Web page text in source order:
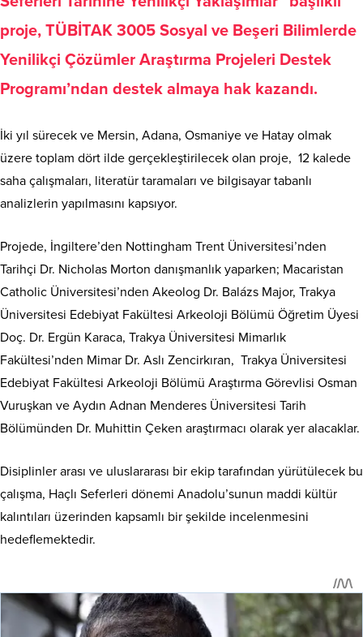
proje, TÜBİTAK 3005 Sosyal ve Beşeri Bilimlerde
Yenilikçi Çözümler Araştırma Projeleri Destek
Programı’ndan destek almaya hak kazandı.
İki yıl sürecek ve Mersin, Adana, Osmaniye ve Hatay olmak
üzere toplam dört ilde gerçekleştirilecek olan proje, 12 kalede
saha çalışmaları, literatür taramaları ve bilgisayar tabanlı
analizlerin yapılmasını kapsıyor.
Projede, İngiltere’den Nottingham Trent Üniversitesi’nden
Tarihçi Dr. Nicholas Morton danışmanlık yaparken; Macaristan
Catholic Üniversitesi’nden Akeolog Dr. Balázs Major, Trakya
Üniversitesi Edebiyat Fakültesi Arkeoloji Bölümü Öğretim Üyesi
Doç. Dr. Ergün Karaca, Trakya Üniversitesi Mimarlık
Fakültesi’nden Mimar Dr. Aslı Zencirkıran, Trakya Üniversitesi
Edebiyat Fakültesi Arkeoloji Bölümü Araştırma Görevlisi Osman
Vuruşkan ve Aydın Adnan Menderes Üniversitesi Tarih
Bölümünden Dr. Muhittin Çeken araştırmacı olarak yer alacaklar.
Disiplinler arası ve uluslararası bir ekip tarafından yürütülecek bu
çalışma, Haçlı Seferleri dönemi Anadolu’sunun maddi kültür
kalıntıları üzerinden kapsamlı bir şekilde incelenmesini
hedeflemektedir.